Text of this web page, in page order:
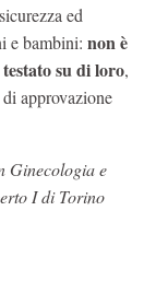
ed
e bambini: non è
su di loro,
approvazione
Ginecologia e
I di Torino